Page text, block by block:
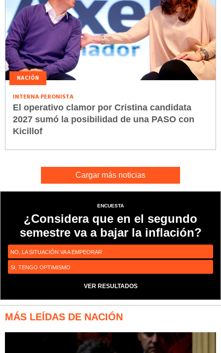
NACIÓN
INTERNA PERONISTA
El operativo clamor por Cristina candidata
2027 sumó la posibilidad de una PASO con
Kicillof
Cargar más noticias
ENCUESTA
¿Considera que en el segundo
semestre va a bajar la inflación?
NO, LA SITUACIÓN VA A EMPEORAR
SI, TENGO OPTIMISMO
VER RESULTADOS
MÁS LEÍDAS DE NACIÓN